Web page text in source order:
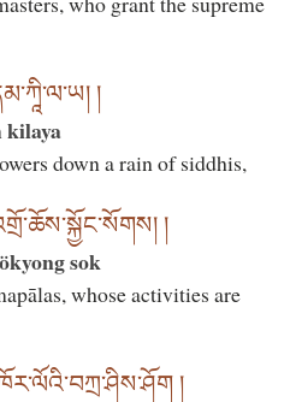
།
kilaya
down a rain of siddhis,
།
sok
whose activities are
།